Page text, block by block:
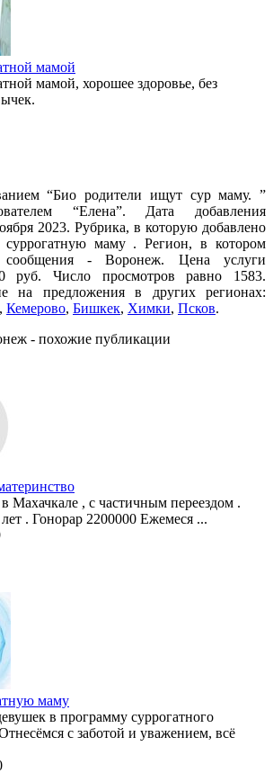
мамой
мамой, хорошее здоровье, без
“Био родители ищут сур маму. ”
“Елена”. Дата добавления
2023. Рубрика, в которую добавлено
маму . Регион, в котором
сообщения - Воронеж. Цена услуги
руб. Число просмотров равно 1583.
на предложения в других регионах:
, Кемерово, Бишкек, Химки, Псков.
- похожие публикации
Махачкале , с частичным переездом .
. Гонорар 2200000 Ежемеся ...
маму
в программу суррогатного
с заботой и уважением, всё